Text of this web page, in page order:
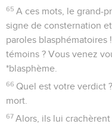
65 A ces mots, le grand-
signe de consternation
paroles blasphématoires
témoins ? Vous venez
*blasphème.
66 Quel est votre verdict
mort.
67 Alors, ils lui